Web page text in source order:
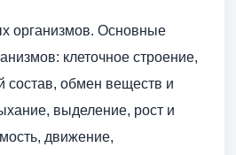
организмов. Основные
клеточное строение,
состав, обмен веществ и
выделение, рост и
движение,